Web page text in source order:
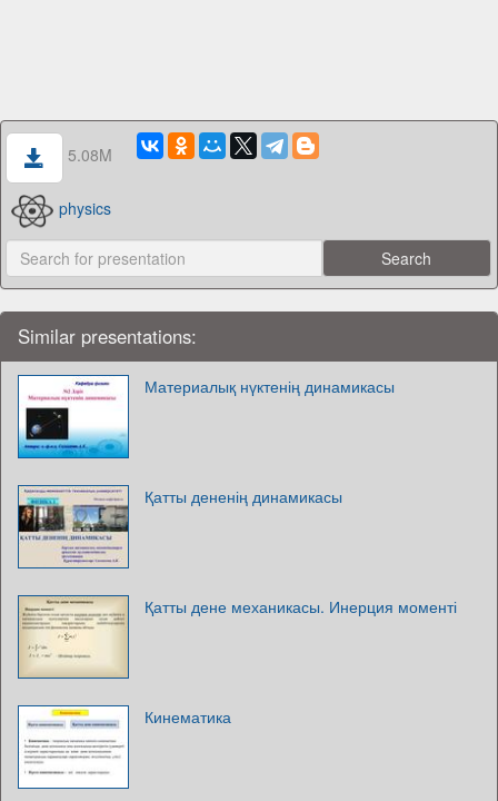
5.08M
physics
Similar presentations:
Материалық нүктенің динамикасы
Қатты дененің динамикасы
Қатты дене механикасы. Инерция моменті
Кинематика